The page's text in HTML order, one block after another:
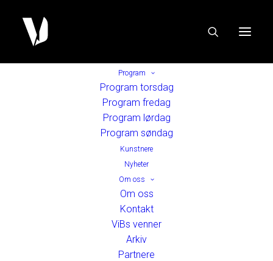
Program
Program torsdag
Program fredag
Program lørdag
Program søndag
Kunstnere
Nyheter
Om oss
Om oss
Kontakt
ViBs venner
Arkiv
Partnere